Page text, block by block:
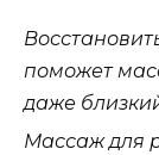
поможет
даже
Массаж для